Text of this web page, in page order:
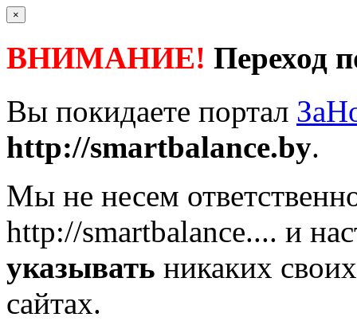
×
ВНИМАНИЕ! Переход
Вы покидаете портал
http://smartbalance.by.
Мы не несем
http://smartbalance.... и
указывать никаких
сайтах.